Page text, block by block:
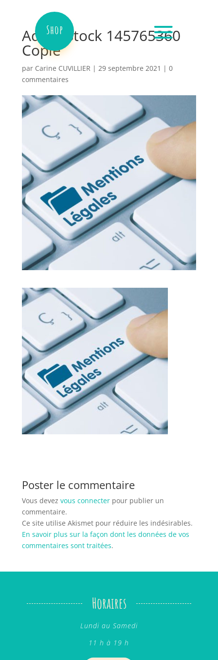
Shop
AdobeStock 145765360
Copie
par Carine CUVILLIER | 29 septembre 2021 | 0
commentaires
Poster le commentaire
Vous devez vous connecterpour publier un
commentaire.
Ce site utilise Akismet pour réduire les indésirables.
En savoir plus sur la façon dont les données de vos
commentaires sont traitées.
Horaires
Lundi au Samedi
11 h à 19 h